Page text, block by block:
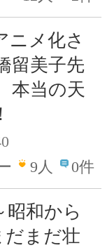
ニメ化さ
留美子先
本当の天
9人 0件
昭和から
だまだ壮